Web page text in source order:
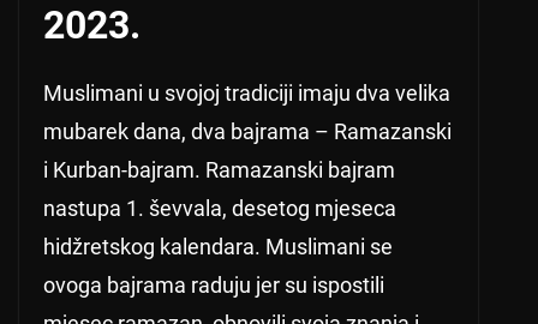
2023.
Muslimani u svojoj tradiciji imaju dva velika
mubarek dana, dva bajrama – Ramazanski
i Kurban-bajram. Ramazanski bajram
nastupa 1. ševvala, desetog mjeseca
hidžretskog kalendara. Muslimani se
ovoga bajrama raduju jer su ispostili